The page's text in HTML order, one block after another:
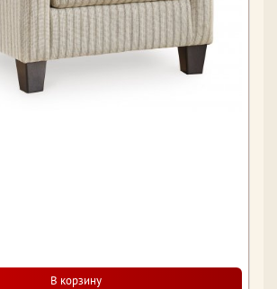
В корзину